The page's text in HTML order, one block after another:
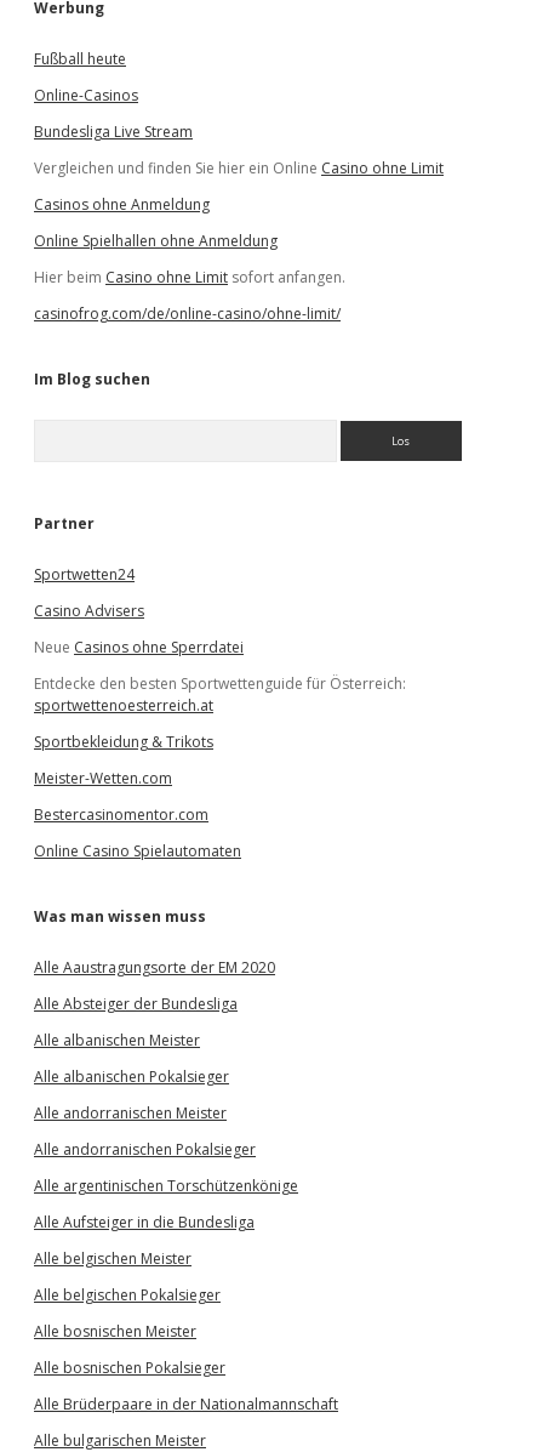
Werbung
Fußball heute
Online-Casinos
Bundesliga Live Stream
Vergleichen und finden Sie hier ein Online Casino ohne Limit
Casinos ohne Anmeldung
Online Spielhallen ohne Anmeldung
Hier beim Casino ohne Limit sofort anfangen.
casinofrog.com/de/online-casino/ohne-limit/
Im Blog suchen
e
Partner
Sportwetten24
Casino Advisers
Neue Casinos ohne Sperrdatei
Entdecke den besten Sportwettenguide für Österreich:
sportwettenoesterreich.at
Sportbekleidung & Trikots
Meister-Wetten.com
Bestercasinomentor.com
Online Casino Spielautomaten
Was man wissen muss
Alle Aaustragungsorte der EM 2020
Alle Absteiger der Bundesliga
Alle albanischen Meister
Alle albanischen Pokalsieger
Alle andorranischen Meister
Alle andorranischen Pokalsieger
Alle argentinischen Torschützenkönige
Alle Aufsteiger in die Bundesliga
Alle belgischen Meister
Alle belgischen Pokalsieger
Alle bosnischen Meister
Alle bosnischen Pokalsieger
Alle Brüderpaare in der Nationalmannschaft
Alle bulgarischen Meister